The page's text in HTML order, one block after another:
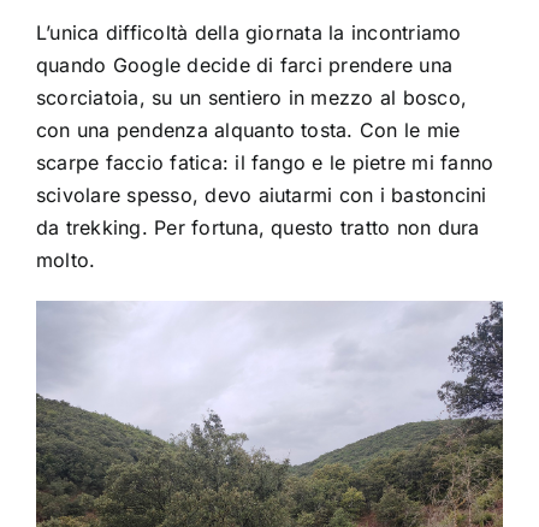
L’unica difficoltà della giornata la incontriamo
quando Google decide di farci prendere una
scorciatoia, su un sentiero in mezzo al bosco,
con una pendenza alquanto tosta. Con le mie
scarpe faccio fatica: il fango e le pietre mi fanno
scivolare spesso, devo aiutarmi con i bastoncini
da trekking. Per fortuna, questo tratto non dura
molto.